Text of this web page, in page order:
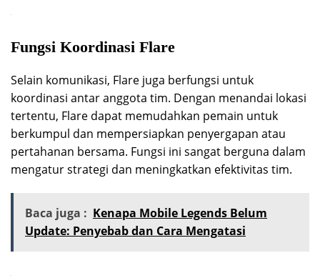
Fungsi Koordinasi Flare
Selain komunikasi, Flare juga berfungsi untuk
koordinasi antar anggota tim. Dengan menandai lokasi
tertentu, Flare dapat memudahkan pemain untuk
berkumpul dan mempersiapkan penyergapan atau
pertahanan bersama. Fungsi ini sangat berguna dalam
mengatur strategi dan meningkatkan efektivitas tim.
Baca juga : Kenapa Mobile Legends Belum
Update: Penyebab dan Cara Mengatasi